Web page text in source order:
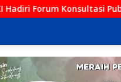
OKI Tahun 2026,